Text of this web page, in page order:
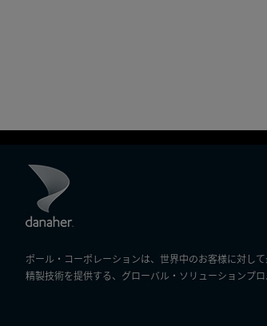
ポール・コーポレーションは、世界中のお客様に対して
精製技術を提供する、グローバル・ソリューションプロ